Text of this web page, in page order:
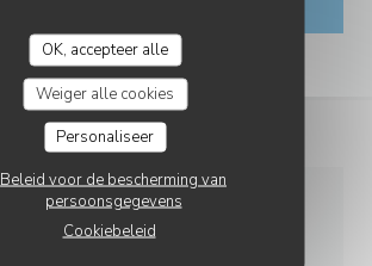
OK, accepteer alle
Weiger alle cookies
Personaliseer
Beleid voor de bescherming van
persoonsgegevens
Cookiebeleid
ALGEMENE